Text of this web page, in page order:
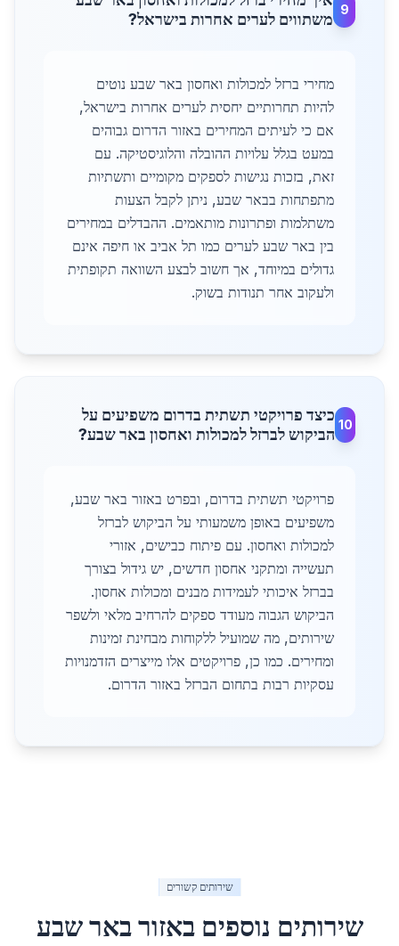
9
משתווים לערים אחרות בישראל?
מחירי ברזל למכולות ואחסון באר שבע נוטים
להיות תחרותיים יחסית לערים אחרות בישראל,
אם כי לעיתים המחירים באזור הדרום גבוהים
במעט בגלל עלויות ההובלה והלוגיסטיקה. עם
זאת, בזכות נגישות לספקים מקומיים ותשתיות
מתפתחות בבאר שבע, ניתן לקבל הצעות
משתלמות ופתרונות מותאמים. ההבדלים במחירים
בין באר שבע לערים כמו תל אביב או חיפה אינם
גדולים במיוחד, אך חשוב לבצע השוואה תקופתית
ולעקוב אחר תנודות בשוק.
10
כיצד פרויקטי תשתית בדרום משפיעים על
הביקוש לברזל למכולות ואחסון באר שבע?
פרויקטי תשתית בדרום, ובפרט באזור באר שבע,
משפיעים באופן משמעותי על הביקוש לברזל
למכולות ואחסון. עם פיתוח כבישים, אזורי
תעשייה ומתקני אחסון חדשים, יש גידול בצורך
בברזל איכותי לעמידות מבנים ומכולות אחסון.
הביקוש הגבוה מעודד ספקים להרחיב מלאי ולשפר
שירותים, מה שמועיל ללקוחות מבחינת זמינות
ומחירים. כמו כן, פרויקטים אלו מייצרים הזדמנויות
עסקיות רבות בתחום הברזל באזור הדרום.
שירותים קשורים
שירותים נוספים באזורבאר שבע